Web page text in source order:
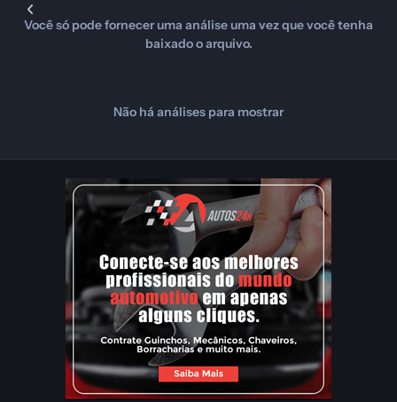
Você só pode fornecer uma análise uma vez que você tenha
baixado o arquivo.
Não há análises para mostrar